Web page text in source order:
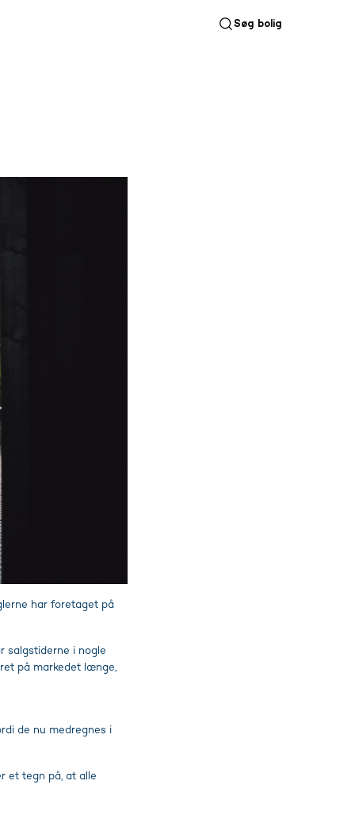
Søg bolig
har foretaget på
salgstiderne i nogle
på markedet længe,
de nu medregnes i
et tegn på, at alle